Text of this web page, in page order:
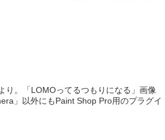
り。「LOMOってるつもりになる」画像
」以外にもPaint Shop Pro用のプラグイ